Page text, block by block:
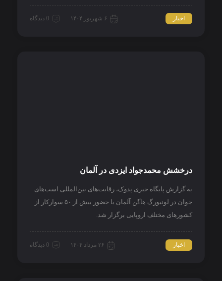
اخبار ۶ شهریور ۱۴۰۴ 0 دیدگاه
درخشش محمدجواد ایزدی در آلمان
به گزارش پایگاه خبری پدوک، رقابت‌های بین‌المللی اسب‌های
جوان در لونبورگ هاگن آلمان با حضور بیش از ۵۰ سوارکار از
کشورهای مختلف اروپایی برگزار شد.
اخبار ۲۶ مرداد ۱۴۰۴ 0 دیدگاه